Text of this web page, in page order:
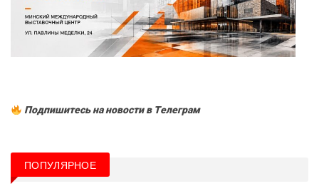
Подпишитесь на новости в Tелеграм
ПОПУЛЯРНОЕ